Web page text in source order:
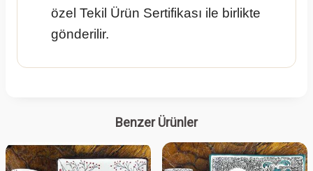
özel Tekil Ürün Sertifikası ile birlikte
gönderilir.
Benzer Ürünler